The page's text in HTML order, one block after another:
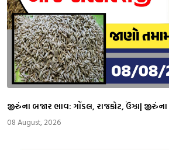
જીરુંના બજાર ભાવ: ગોંડલ, રાજકોટ, ઉંઝા|
08 August, 2026